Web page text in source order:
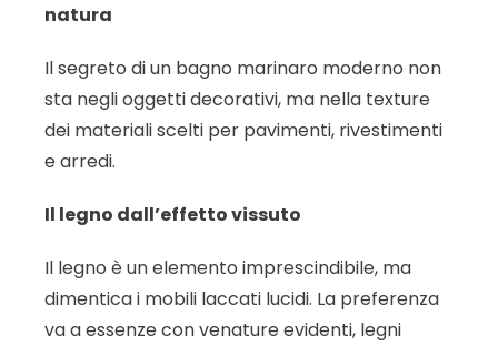
natura
Il segreto di un bagno marinaro moderno non
sta negli oggetti decorativi, ma nella texture
dei materiali scelti per pavimenti, rivestimenti
e arredi.
Il legno dall’effetto vissuto
Il legno è un elemento imprescindibile, ma
dimentica i mobili laccati lucidi. La preferenza
va a essenze con venature evidenti, legni